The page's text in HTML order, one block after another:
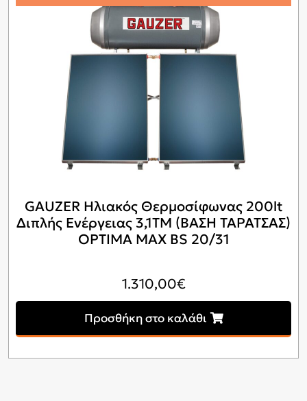
GAUZER Ηλιακός Θερμοσίφωνας 200lt
Διπλής Ενέργειας 3,1ΤΜ (ΒΑΣΗ ΤΑΡΑΤΣΑΣ)
OPTIMA MAX BS 20/31
1.310,00€
Προσθήκη στο καλάθι